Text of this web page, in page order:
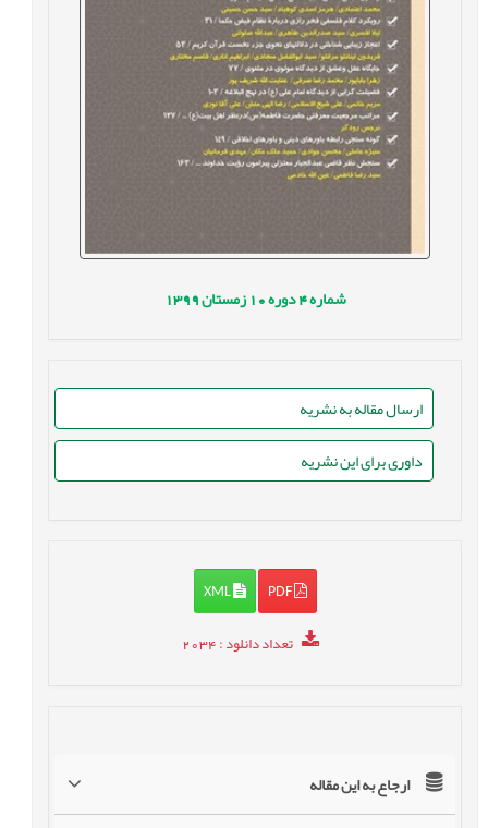
شماره4 دوره10 زمستان1399
ارسال مقاله به نشریه
داوری برای این نشریه
PDF
XML
تعداد دانلود: 2034
ارجاع به این مقاله